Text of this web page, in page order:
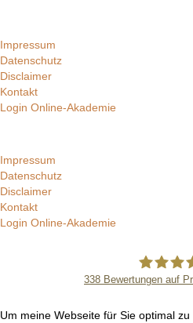
Impressum
Datenschutz
Disclaimer
Kontakt
Login Online-Akademie
Impressum
Datenschutz
Disclaimer
Kontakt
Login Online-Akademie
Manuel
338 Bewertungen auf
Um meine Webseite für Sie optimal